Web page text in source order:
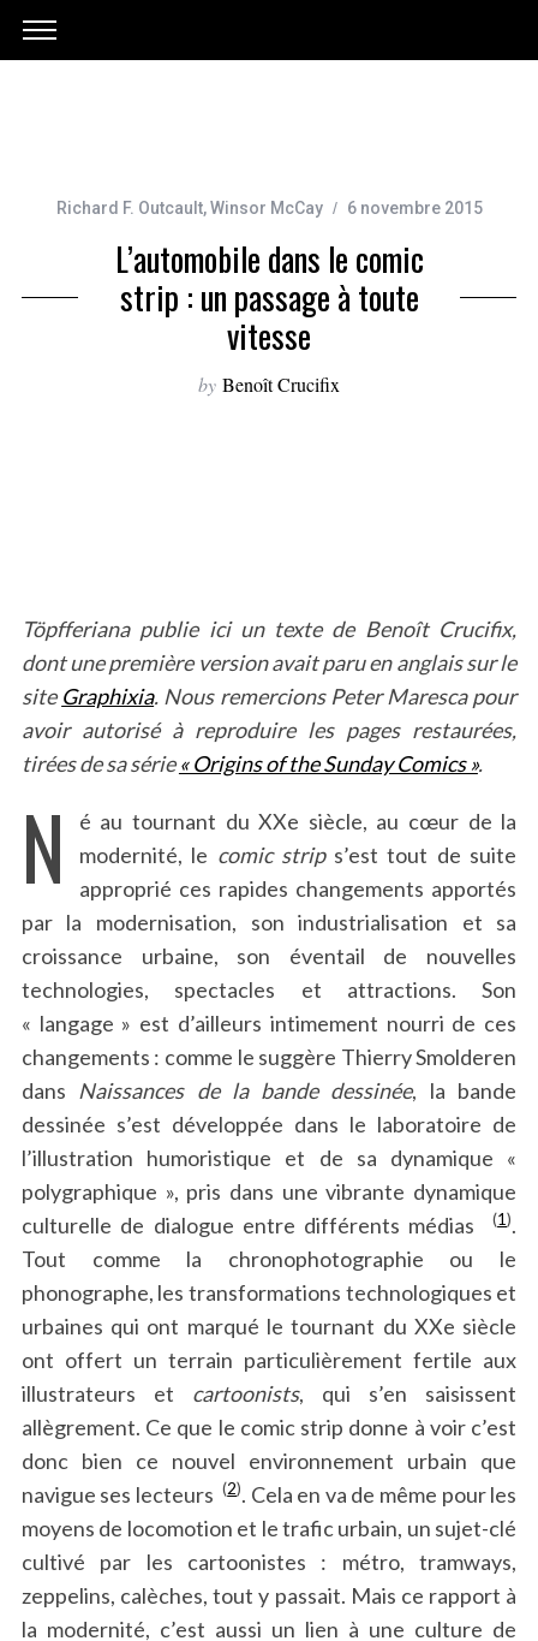
Richard F. Outcault,Winsor McCay 6 novembre 2015
L’automobile dans le comic
strip : un passage à toute
vitesse
by Benoît Crucifix
Töpfferiana publie ici un texte de Benoît Crucifix,
dont une première version avait paru en anglais sur le
siteGraphixia. Nous remercions Peter Maresca pour
avoir autorisé à reproduire les pages restaurées,
tirées de sa série« Origins of the Sunday Comics ».
N
é au tournant du XXe siècle, au cœur de la
modernité, le comic strips’est tout de suite
approprié ces rapides changements apportés
par la modernisation, son industrialisation et sa
croissance urbaine, son éventail de nouvelles
technologies, spectacles et attractions. Son
« langage » est d’ailleurs intimement nourri de ces
changements : comme le suggère Thierry Smolderen
dans Naissances de la bande dessinée, la bande
dessinée s’est développée dans le laboratoire de
l’illustration humoristique et de sa dynamique «
polygraphique », pris dans une vibrante dynamique
culturelle de dialogue entre différents médias(1).
Tout comme la chronophotographie ou le
phonographe, les transformations technologiques et
urbaines qui ont marqué le tournant du XXe siècle
ont offert un terrain particulièrement fertile aux
illustrateurs et cartoonists, qui s’en saisissent
allègrement. Ce que le comic strip donne à voir c’est
donc bien ce nouvel environnement urbain que
navigue ses lecteurs(2). Cela en va de même pour les
moyens de locomotion et le trafic urbain, un sujet-clé
cultivé par les cartoonistes : métro, tramways,
zeppelins, calèches, tout y passait. Mais ce rapport à
la modernité, c’est aussi un lien à une culture de